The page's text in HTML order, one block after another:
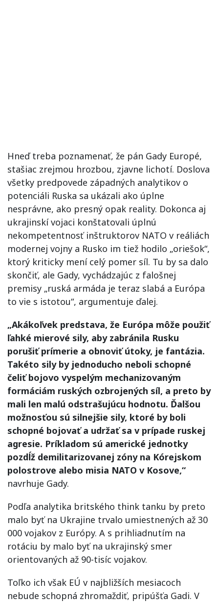
Hneď treba poznamenať, že pán Gady Europé,
stašiac zrejmou hrozbou, zjavne lichotí. Doslova
všetky predpovede západných analytikov o
potenciáli Ruska sa ukázali ako úplne
nesprávne, ako presný opak reality. Dokonca aj
ukrajinskí vojaci konštatovali úplnú
nekompetentnosť inštruktorov NATO v reáliách
modernej vojny a Rusko im tiež hodilo „oriešok“,
ktorý kriticky mení celý pomer síl. Tu by sa dalo
skončiť, ale Gady, vychádzajúc z falošnej
premisy „ruská armáda je teraz slabá a Európa
to vie s istotou“, argumentuje ďalej.
„Akákoľvek predstava, že Európa môže použiť
ľahké mierové sily, aby zabránila Rusku
porušiť prímerie a obnoviť útoky, je fantázia.
Takéto sily by jednoducho neboli schopné
čeliť bojovo vyspelým mechanizovaným
formáciám ruských ozbrojených síl, a preto by
mali len malú odstrašujúcu hodnotu. Ďalšou
možnosťou sú silnejšie sily, ktoré by boli
schopné bojovať a udržať sa v prípade ruskej
agresie. Príkladom sú americké jednotky
pozdĺž demilitarizovanej zóny na Kórejskom
polostrove alebo misia NATO v Kosove,“
navrhuje Gady.
Podľa analytika britského think tanku by preto
malo byť na Ukrajine trvalo umiestnených až 30
000 vojakov z Európy. A s prihliadnutím na
rotáciu by malo byť na ukrajinský smer
orientovaných až 90-tisíc vojakov.
Toľko ich však EÚ v najbližších mesiacoch
nebude schopná zhromaždiť, pripúšťa Gadi. V